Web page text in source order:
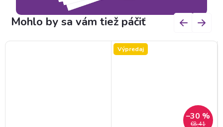
Výpredaj
€8,41
–30 %